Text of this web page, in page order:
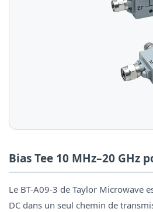
Bias Tee 10 MHz–20 GHz
Le BT-A09-3 de Taylor Microwave
DC dans un seul chemin de